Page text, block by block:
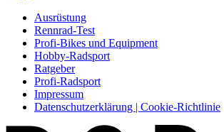
Ausrüstung
Rennrad-Test
Profi-Bikes und Equipment
Hobby-Radsport
Ratgeber
Profi-Radsport
Impressum
Datenschutzerklärung | Cookie-Richtlinie